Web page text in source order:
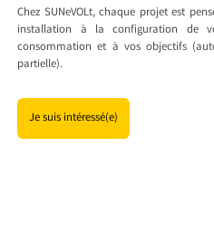
Chez SUNeVOLt, chaque projet est
installation à la configuration de
consommation et à vos objectifs
partielle).
Je suis intéressé(e)